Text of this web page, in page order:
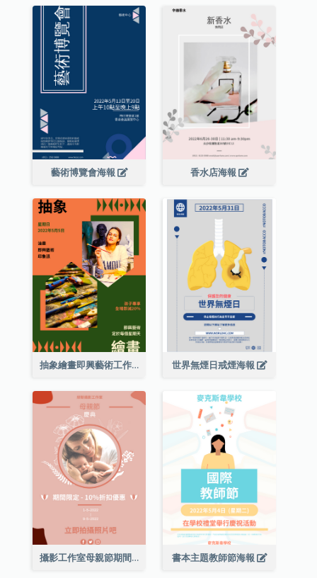
藝術博覽會海報 香水店海報
抽象繪畫即興藝術工作坊海報 世界無煙日戒煙海報
攝影工作室母親節期間限定優惠宣傳海報 書本主題教師節海報